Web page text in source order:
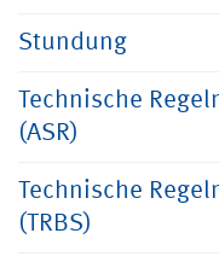
Stundung
Technische
(ASR)
Technische
(TRBS)